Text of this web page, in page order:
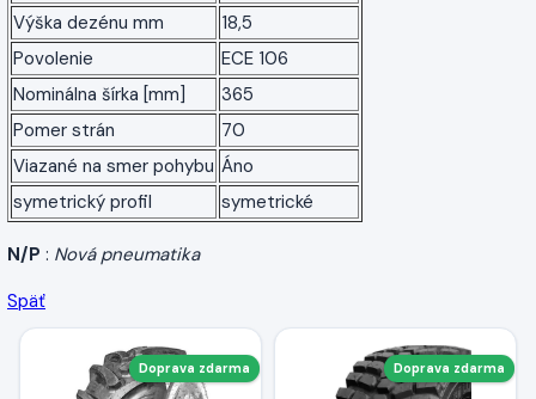
Výška dezénu mm
18,5
Povolenie
ECE 106
Nominálna šírka [mm]
365
Pomer strán
70
Viazané na smer pohybu Áno
symetrický profil
symetrické
N/P : Nová pneumatika
Späť
Doprava zdarma Doprava zdarma